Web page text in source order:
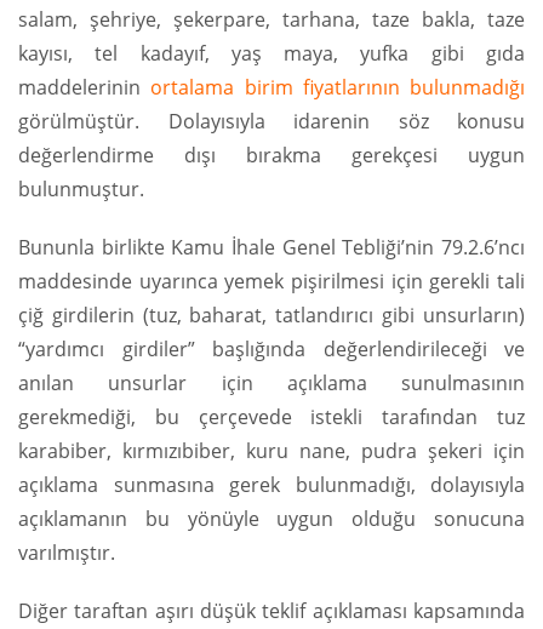
salam, şehriye, şekerpare, tarhana, taze bakla, taze
kayısı, tel kadayıf, yaş maya, yufka gibi gıda
maddelerinin ortalama birim fiyatlarının bulunmadığı
görülmüştür. Dolayısıyla idarenin söz konusu
değerlendirme dışı bırakma gerekçesi uygun
bulunmuştur.
Bununla birlikte Kamu İhale Genel Tebliği’nin 79.2.6’ncı
maddesinde uyarınca yemek pişirilmesi için gerekli tali
çiğ girdilerin (tuz, baharat, tatlandırıcı gibi unsurların)
“yardımcı girdiler” başlığında değerlendirileceği ve
anılan unsurlar için açıklama sunulmasının
gerekmediği, bu çerçevede istekli tarafından tuz
karabiber, kırmızıbiber, kuru nane, pudra şekeri için
açıklama sunmasına gerek bulunmadığı, dolayısıyla
açıklamanın bu yönüyle uygun olduğu sonucuna
varılmıştır.
Diğer taraftan aşırı düşük teklif açıklaması kapsamında